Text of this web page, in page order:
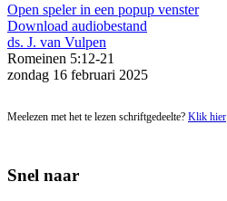
Open speler in een popup venster
Download audiobestand
ds. J. van Vulpen
Romeinen 5:12-21
zondag 16 februari 2025
Meelezen met het te lezen schriftgedeelte? Klik hier
Snel naar